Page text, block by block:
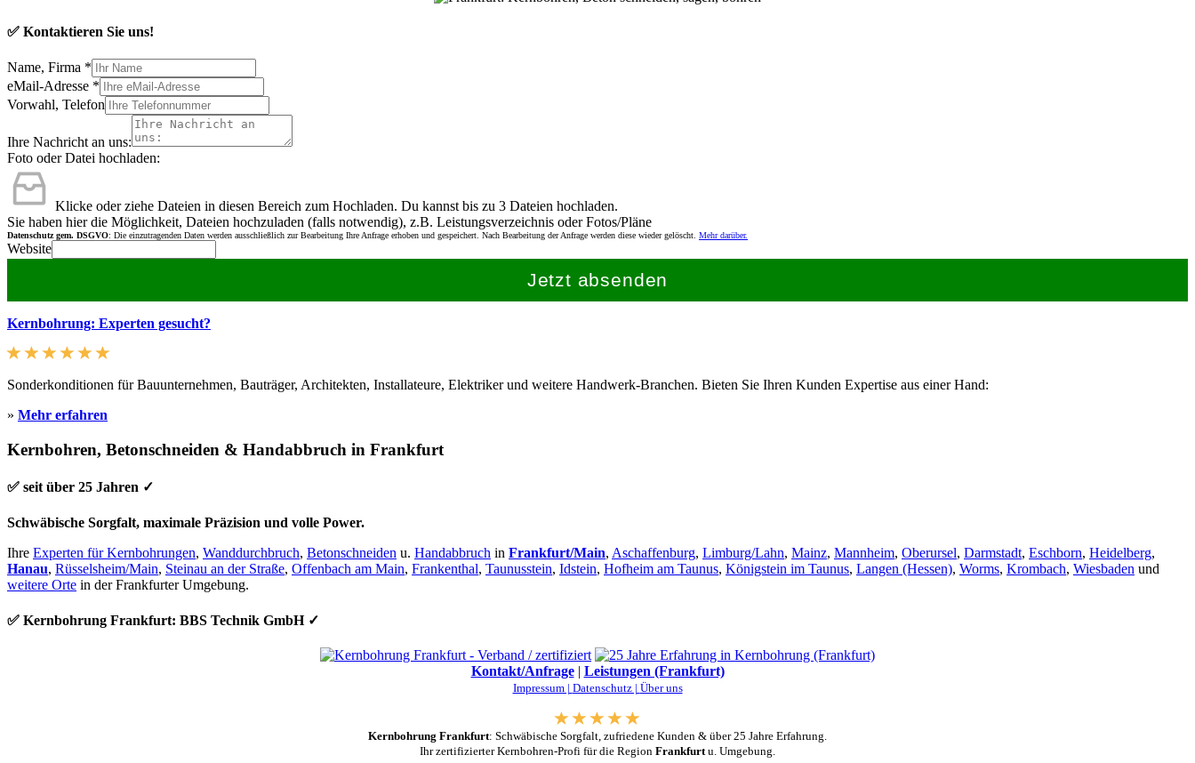
✅ Kontaktieren Sie uns!
Name, Firma *
eMail-Adresse *
Vorwahl, Telefon
Ihre Nachricht an uns:
Foto oder Datei hochladen:
Klicke oder ziehe Dateien in diesen Bereich zum Hochladen. Du kannst bis zu 3 Dateien hochladen.
Sie haben hier die Möglichkeit, Dateien hochzuladen (falls notwendig), z.B. Leistungsverzeichnis oder Fotos/Pläne
Datenschutz gem. DSGVO: Die einzutragenden Daten werden ausschließlich zur Bearbeitung Ihre Anfrage erhoben und gespeichert. Nach Bearbeitung der Anfrage werden diese wieder gelöscht. Mehr darüber.
Website
Jetzt absenden
Kernbohrung: Experten gesucht?
Sonderkonditionen für Bauunternehmen, Bauträger, Architekten, Installateure, Elektriker und weitere Handwerk-Branchen. Bieten Sie Ihren Kunden Expertise aus einer Hand:
» Mehr erfahren
Kernbohren, Betonschneiden & Handabbruch in Frankfurt
✅ seit über 25 Jahren ✓
Schwäbische Sorgfalt, maximale Präzision und volle Power.
Ihre Experten für Kernbohrungen, Wanddurchbruch, Betonschneiden u. Handabbruch in Frankfurt/Main, Aschaffenburg, Limburg/Lahn, Mainz, Mannheim, Oberursel, Darmstadt, Eschborn, Heidelberg,
Hanau, Rüsselsheim/Main, Steinau an der Straße, Offenbach am Main, Frankenthal, Taunusstein, Idstein, Hofheim am Taunus, Königstein im Taunus, Langen (Hessen), Worms, Krombach, Wiesbaden und
weitere Orte in der Frankfurter Umgebung.
✅ Kernbohrung Frankfurt: BBS Technik GmbH ✓
Kontakt/Anfrage| Leistungen (Frankfurt)
Impressum | Datenschutz | Über uns
Kernbohrung Frankfurt: Schwäbische Sorgfalt, zufriedene Kunden & über 25 Jahre Erfahrung.
Ihr zertifizierter Kernbohren-Profi für die Region Frankfurtu. Umgebung.